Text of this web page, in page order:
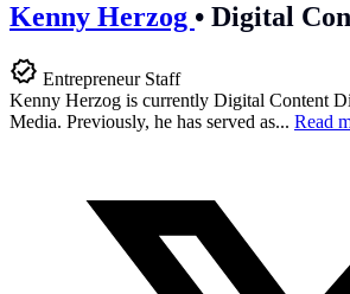
Kenny Herzog • Digital
Entrepreneur Staff
Kenny Herzog is currently Digital Content
Media. Previously, he has served as... Read